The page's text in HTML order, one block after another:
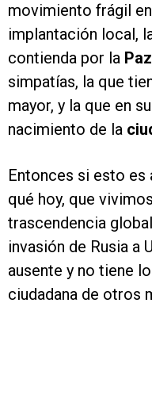
movimiento frágil
implantación local,
contienda por la Paz
simpatías, la que
mayor, y la que en
nacimiento de la
Entonces si esto es
qué hoy, que
trascendencia
invasión de Rusia a
ausente y no tiene
ciudadana de otros